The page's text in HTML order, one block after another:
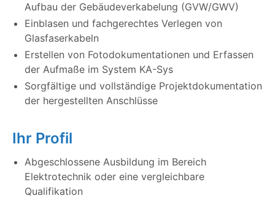
Aufbau der Gebäudeverkabelung (GVW/GWV)
Einblasen und fachgerechtes Verlegen von
Glasfaserkabeln
Erstellen von Fotodokumentationen und Erfassen
der Aufmaße im System KA-Sys
Sorgfältige und vollständige Projektdokumentation
der hergestellten Anschlüsse
Ihr Profil
Abgeschlossene Ausbildung im Bereich
Elektrotechnik oder eine vergleichbare
Qualifikation